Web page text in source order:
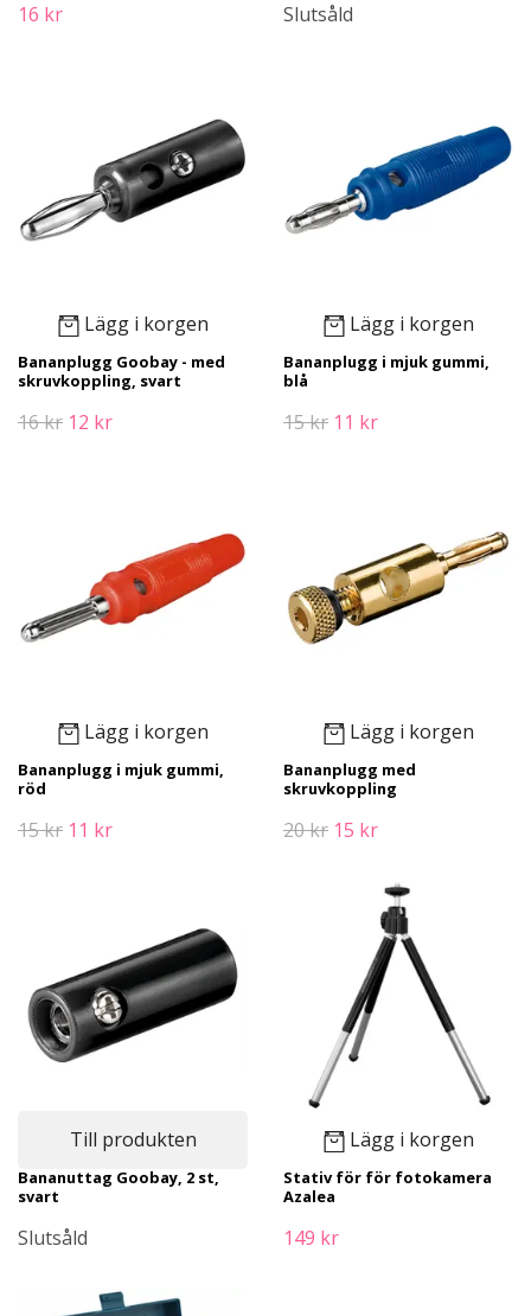
16 kr Slutsåld
Lägg i korgen
Bananplugg Goobay - med
skruvkoppling, svart
16 kr 12 kr
Lägg i korgen
Bananplugg i mjuk gummi,
blå
15 kr 11 kr
Lägg i korgen
Bananplugg i mjuk gummi,
röd
15 kr 11 kr
Lägg i korgen
Bananplugg med
skruvkoppling
20 kr 15 kr
Till produkten
Bananuttag Goobay, 2 st,
svart
Slutsåld
Lägg i korgen
Stativ för för fotokamera
Azalea
149 kr